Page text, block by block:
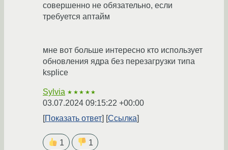
совершенно не обязательно, если
требуется аптайм
мне вот больше интересно кто использует
обновления ядра без перезагрузки типа
ksplice
Sylvia ★★★★★
03.07.2024 09:15:22 +00:00
Показать ответ
Ссылка
1 1